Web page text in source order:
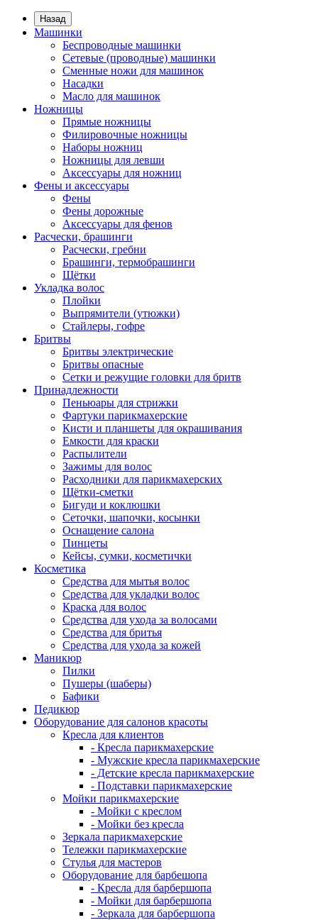
Назад
Машинки
Беспроводные машинки
Сетевые (проводные) машинки
Сменные ножи для машинок
Насадки
Масло для машинок
Ножницы
Прямые ножницы
Филировочные ножницы
Наборы ножниц
Ножницы для левши
Аксессуары для ножниц
Фены и аксессуары
Фены
Фены дорожные
Аксессуары для фенов
Расчески, брашинги
Расчески, гребни
Брашинги, термобрашинги
Щётки
Укладка волос
Плойки
Выпрямители (утюжки)
Стайлеры, гофре
Бритвы
Бритвы электрические
Бритвы опасные
Сетки и режущие головки для бритв
Принадлежности
Пеньюары для стрижки
Фартуки парикмахерские
Кисти и планшеты для окрашивания
Емкости для краски
Распылители
Зажимы для волос
Расходники для парикмахерских
Щётки-сметки
Бигуди и коклюшки
Сеточки, шапочки, косынки
Оснащение салона
Пинцеты
Кейсы, сумки, косметички
Косметика
Средства для мытья волос
Средства для укладки волос
Краска для волос
Средства для ухода за волосами
Средства для бритья
Средства для ухода за кожей
Маникюр
Пилки
Пушеры (шаберы)
Бафики
Педикюр
Оборудование для салонов красоты
Кресла для клиентов
- Кресла парикмахерские
- Мужские кресла парикмахерские
- Детские кресла парикмахерские
- Подставки парикмахерские
Мойки парикмахерские
- Мойки с креслом
- Мойки без кресла
Зеркала парикмахерские
Тележки парикмахерские
Стулья для мастеров
Оборудование для барбешопа
- Кресла для барбершопа
- Мойки для барбершопа
- Зеркала для барбершопа